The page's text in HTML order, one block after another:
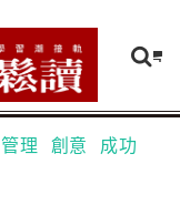
管理 創意 成功